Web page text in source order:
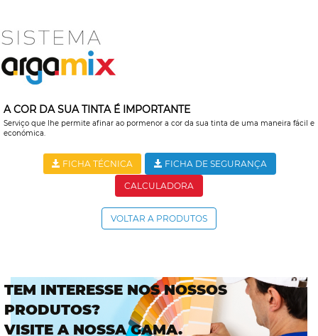
A COR DA SUA TINTA É IMPORTANTE
Serviço que lhe permite afinar ao pormenor a cor da sua tinta de uma maneira fácil e
económica.
FICHA TÉCNICA FICHA DE SEGURANÇA
CALCULADORA
VOLTAR A PRODUTOS
TEM INTERESSE NOS NOSSOS
PRODUTOS?
VISITE A NOSSA GAMA.